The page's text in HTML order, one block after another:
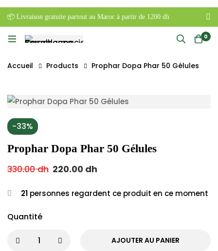
📦 Livraison gratuite partout au Maroc à partir de 1200 dh
0
Accueil Products Prophar Dopa Phar 50 Gélules
-33%
Prophar Dopa Phar 50 Gélules
330.00dh 220.00 dh
21 personnes regardent ce produit en ce moment
Quantité
AJOUTER AU PANIER